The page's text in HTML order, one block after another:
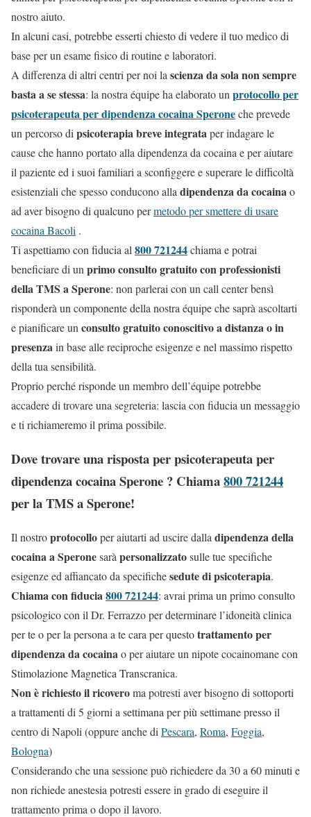
nostro aiuto.
In alcuni casi, potrebbe esserti chiesto di vedere il tuo medico di
base per un esame fisico di routine e laboratori.
A differenza di altri centri per noi lascienza da sola non sempre
basta a se stessa: la nostra équipe ha elaborato unprotocollo per
psicoterapeuta per dipendenza cocaina Speroneche prevede
un percorso dipsicoterapia breve integrataper indagare le
cause che hanno portato alla dipendenza da cocaina e per aiutare
il paziente ed i suoi familiari a sconfiggere e superare le difficoltà
esistenziali che spesso conducono alladipendenza da cocainao
ad aver bisogno di qualcuno permetodo per smettere di usare
cocaina Bacoli .
Ti aspettiamo con fiducia al800 721244chiama e potrai
beneficiare di unprimo consulto gratuito con professionisti
della TMS a Sperone: non parlerai con un call center bensì
risponderà un componente della nostra équipe che saprà ascoltarti
e pianificare unconsulto gratuito conoscitivo a distanza o in
presenzain base alle reciproche esigenze e nel massimo rispetto
della tua sensibilità.
Proprio perché risponde un membro dell’équipe potrebbe
accadere di trovare una segreteria: lascia con fiducia un messaggio
e ti richiameremo il prima possibile.
Dove trovare una risposta per psicoterapeuta per
dipendenza cocaina Sperone ? Chiama800 721244
per la TMS a Sperone!
Il nostroprotocolloper aiutarti ad uscire dalla dipendenza della
cocaina a Speronesarà personalizzatosulle tue specifiche
esigenze ed affiancato da specifichesedute di psicoterapia.
Chiama con fiducia800 721244: avrai prima un primo consulto
psicologico con il Dr. Ferrazzo per determinare l’idoneità clinica
per te o per la persona a te cara per questotrattamento per
dipendenza da cocainao per aiutare un nipote cocainomane con
Stimolazione Magnetica Transcranica.
Non è richiesto il ricoveroma potresti aver bisogno di sottoporti
a trattamenti di 5 giorni a settimana per più settimane presso il
centro di Napoli (oppure anche di Pescara, Roma, Foggia,
Bologna)
Considerando che una sessione può richiedere da 30 a 60 minuti e
non richiede anestesia potresti essere in grado di eseguire il
trattamento prima o dopo il lavoro.